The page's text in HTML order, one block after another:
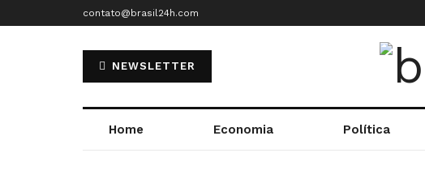
contato@brasil24h.com
NEWSLETTER
Home Economia Política